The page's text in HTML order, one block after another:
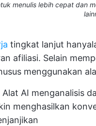
menulis lebih cepat dan
tingkat lanjut
afiliasi. Selain
menggunakan
Alat AI menganalisis
menghasilkan